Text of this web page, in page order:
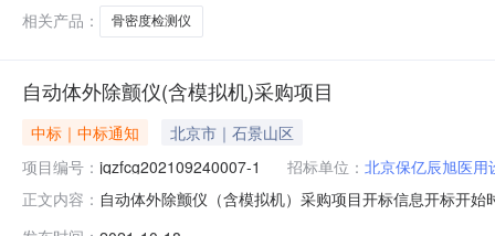
相关产品：
骨密度检测仪
自动体外除颤仪(含模拟机)采购项目
中标｜中标通知
北京市｜石景山区
项目编号： jqzfcg202109240007-1 招标单位： 北京保亿辰旭医用
正文内容： 自动体外除颤仪（含模拟机）采购项目开标信息开标开